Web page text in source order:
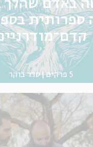
באדם שהלך
ספרותית
5 פרקים סדר בוקר